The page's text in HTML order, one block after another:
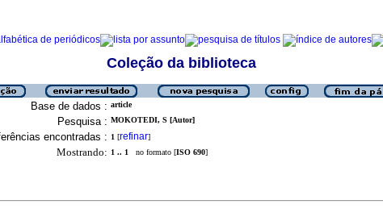
Coleção da biblioteca
Base de dados : article
Pesquisa : MOKOTEDI, S [Autor]
encontradas : 1 [refinar]
Mostrando: 1 .. 1 no formato [ISO 690]